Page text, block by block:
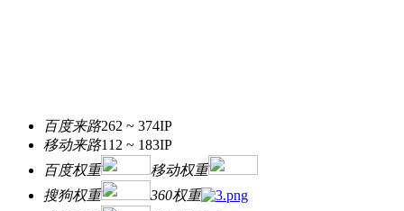
百度来路262 ~ 374IP
移动来路112 ~ 183IP
百度权重
移动权重
搜狗权重
360权重